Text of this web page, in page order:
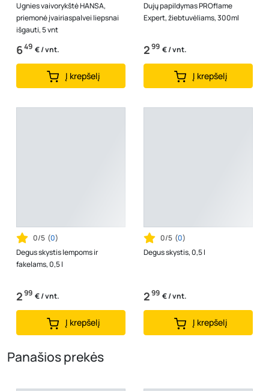
Ugnies vaivorykštė HANSA,
priemonė įvairiaspalvei liepsnai
išgauti, 5 vnt
649 € / vnt.
Į krepšelį
Dujų papildymas PROflame
Expert, žiebtuvėliams, 300ml
299 € / vnt.
Į krepšelį
0/5 (0)
Degus skystis lempoms ir
fakelams, 0,5 l
299 € / vnt.
Į krepšelį
0/5 (0)
Degus skystis, 0,5 l
299 € / vnt.
Į krepšelį
Panašios prekės